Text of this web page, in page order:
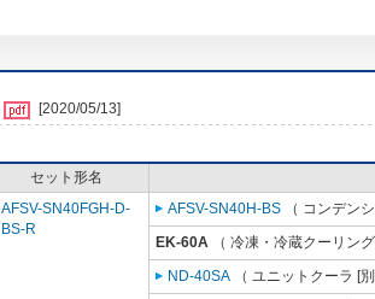
[2020/05/13]
セット形名
AFSV-SN40FGH-D-
BS-R
AFSV-SN40H-BS （ コンデン
EK-60A （ 冷凍・冷蔵クーリン
ND-40SA （ ユニットクーラ [